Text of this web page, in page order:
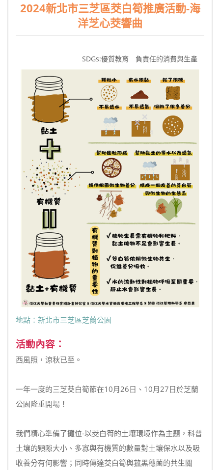
2024新北市三芝區茭白筍推廣活動-海
洋芝心茭響曲
SDGs:優質教育 負責任的消費與生產
地點：新北市三芝區芝蘭公園
活動內容：
西風照，涼秋已至。
一年一度的三芝茭白筍節在10月26日、10月27日於芝蘭
公園隆重開場！
我們精心準備了攤位-以茭白筍的土壤環境作為主題，科普
土壤的顆隙大小、多寡與有機質的數量對土壤保水以及吸
收養分有何影響；同時傳達茭白筍與菰黑穗菌的共生關